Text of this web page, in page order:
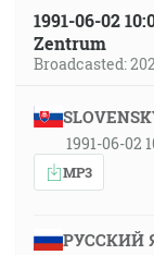
1991-06-02
Zentrum
Broadcasted:
1991-06-02
MP3
РУССКИЙ